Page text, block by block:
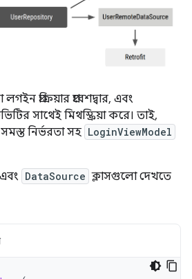
প্রক্রিয়ার প্রবেশদ্বার, এবং
সাথেই মিথস্ক্রিয়া করে। তাই,
নির্ভরতা সহ LoginViewModel
এবং DataSource ক্লাসগুলো দেখতে